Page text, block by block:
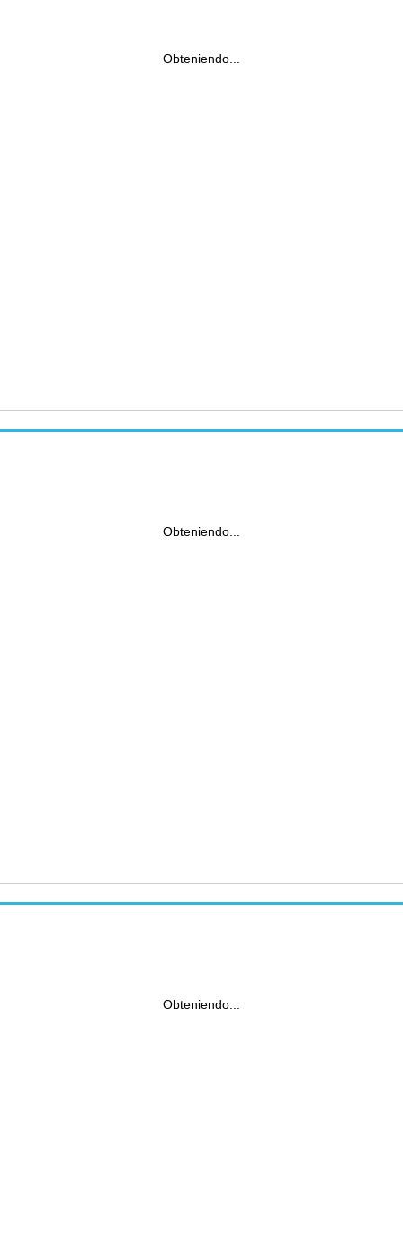
Obteniendo...
Obteniendo...
Obteniendo...